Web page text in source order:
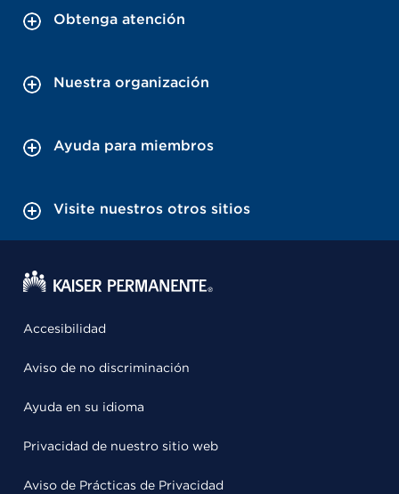
Obtenga atención
Nuestra organización
Ayuda para miembros
Visite nuestros otros sitios
Accesibilidad
Aviso de no discriminación
Ayuda en su idioma
Privacidad de nuestro sitio web
Aviso de Prácticas de Privacidad